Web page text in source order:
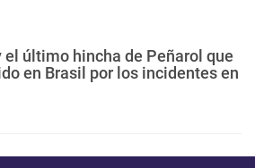
el último hincha de Peñarol que
en Brasil por los incidentes en